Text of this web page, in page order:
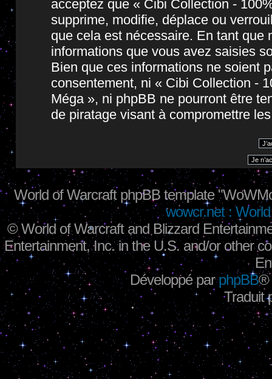
acceptez que « Cibi Collection -
supprime, modifie, déplace ou
que cela est nécessaire. En tant
informations que vous avez saisies
Bien que ces informations ne soient
consentement, ni « Cibi Collection -
Méga », ni phpBB ne pourront être
de piratage visant à compromettre
World of Warcraft phpBB template
wowcr.net :
©World of Warcraft and Blizzard
Entertainment, Inc. in the U.S. and/or other
Développé parphpBB®
Traduit